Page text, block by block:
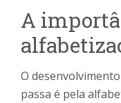
A
O
passa é pela